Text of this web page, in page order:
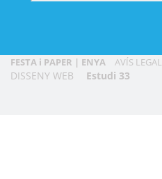
FESTA i PAPER | ENYA AVÍS LEGAL
DISSENY WEB Estudi 33